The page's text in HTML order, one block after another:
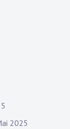
2025